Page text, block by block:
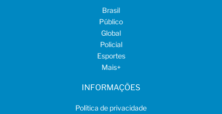
Brasil
Público
Global
Policial
Esportes
Mais+
INFORMAÇÕES
Política de privacidade